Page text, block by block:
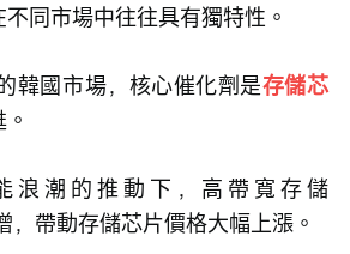
同市場中往往具有獨特性。
韓國市場，核心催化劑是存儲芯
浪潮的推動下，高帶寬存儲
，帶動存儲芯片價格大幅上漲。